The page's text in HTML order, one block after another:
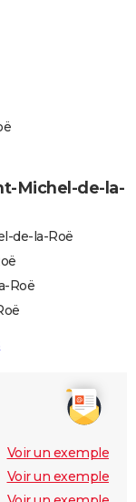
Michel-de-la-
de-la-Roë
Roë
Voir un exemple
Voir un exemple